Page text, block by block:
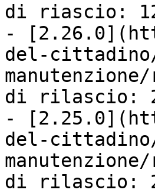
di riascio: 12
-
del-
di rilascio:
-
del-
di rilascio: